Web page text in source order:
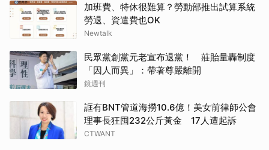
加班費、特休很難算？勞動部推出試算系統
勞退、資遣費也OK
Newtalk
民眾黨創黨元老宣布退黨！ 莊貽量轟制度
「因人而異」：帶著尊嚴離開
鏡週刊
誆有BNT管道海撈10.6億！美女前律師公會
理事長狂囤232公斤黃金 17人遭起訴
CTWANT